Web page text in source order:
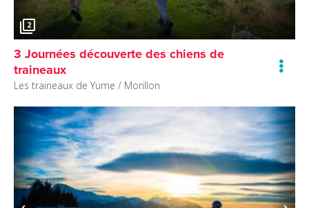
2
3 Journées découverte des chiens de
traineaux
Les traineaux de Yume / Morillon